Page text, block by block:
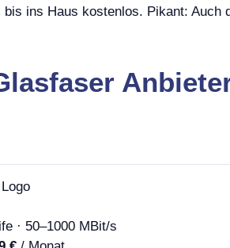
ins Haus kostenlos. Pikant: Auch
· 50–1000 MBit/s